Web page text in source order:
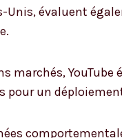
Unis, évaluent
marchés,
pour un